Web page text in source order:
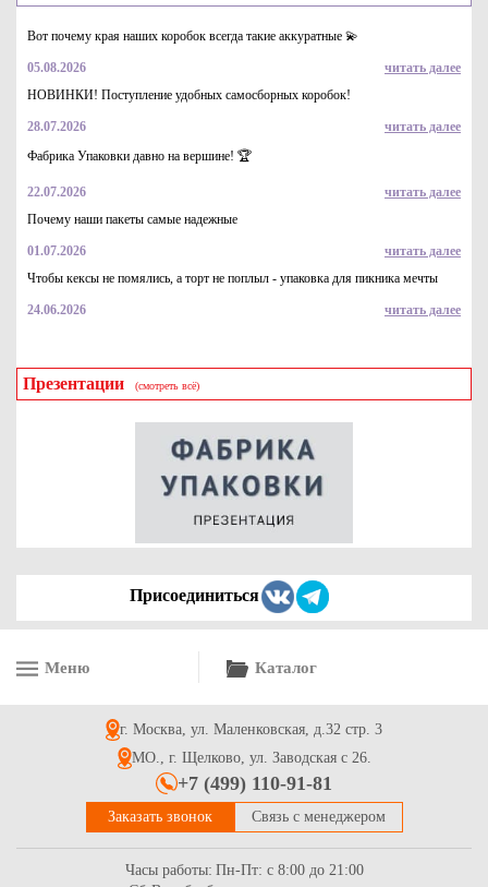
Уголок бумажный (конверт) из влагостойкой бумаги 40г/м2
бежевый, серия "Газета русская", р-р 180*170мм
3.2 Купить
Уголок бумажный (конверт) из влагопрочной бумаги 40г/м2
бежевый, р-р 180*170мм
Уголок бумажный (конверт) из влагостойкой бумаги 40г/м2
Вот почему края наших коробок всегда такие аккуратные 💫
05.08.2026
читать далее
НОВИНКИ! Поступление удобных самосборных коробок!
28.07.2026
читать далее
Фабрика Упаковки давно на вершине! 🏆
22.07.2026
читать далее
Почему наши пакеты самые надежные
01.07.2026
читать далее
Чтобы кексы не помялись, а торт не поплыл - упаковка для пикника мечты
24.06.2026 читать далее
Презентации (смотреть всё)
Присоединиться
Меню Каталог
г. Москва, ул. Маленковская, д.32 стр. 3
МО., г. Щелково, ул. Заводская с 26.
+7 (499) 110-91-81
Заказать звонок Связь с менеджером
Часы работы: Пн-Пт: с 8:00 до 21:00